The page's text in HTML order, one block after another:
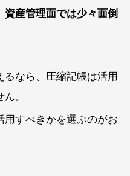
資産管理面では少々面倒
るなら、圧縮記帳は活用
。
用すべきかを選ぶのがお